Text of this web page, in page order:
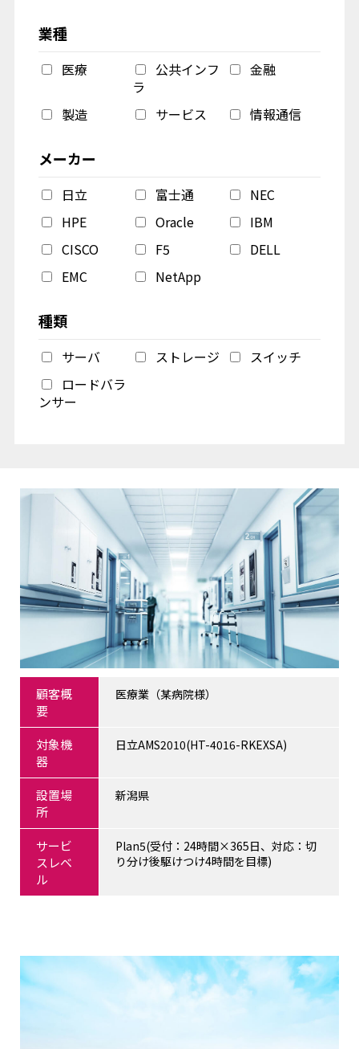
業種
医療
公共インフ
ラ
金融
製造 サービス 情報通信
メーカー
日立 富士通
NEC
HPE
Oracle
IBM
CISCO
F5
DELL
EMC
NetApp
種類
サーバ ストレージ
スイッチ
ロードバラ
ンサー
顧客概
要
医療業（某病院様）
対象機
器
日立AMS2010(HT-4016-RKEXSA)
設置場
所
新潟県
サービ
スレベ
ル
Plan5(受付：24時間×365日、対応：切
り分け後駆けつけ4時間を目標)